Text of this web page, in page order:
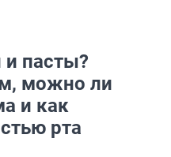
пасты?
можно ли
и как
рта